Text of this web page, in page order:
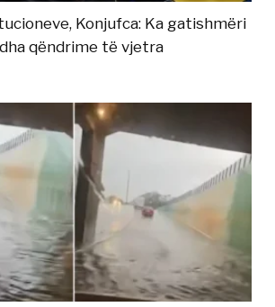
Konjufca: Ka gatishmëri
qëndrime të vjetra